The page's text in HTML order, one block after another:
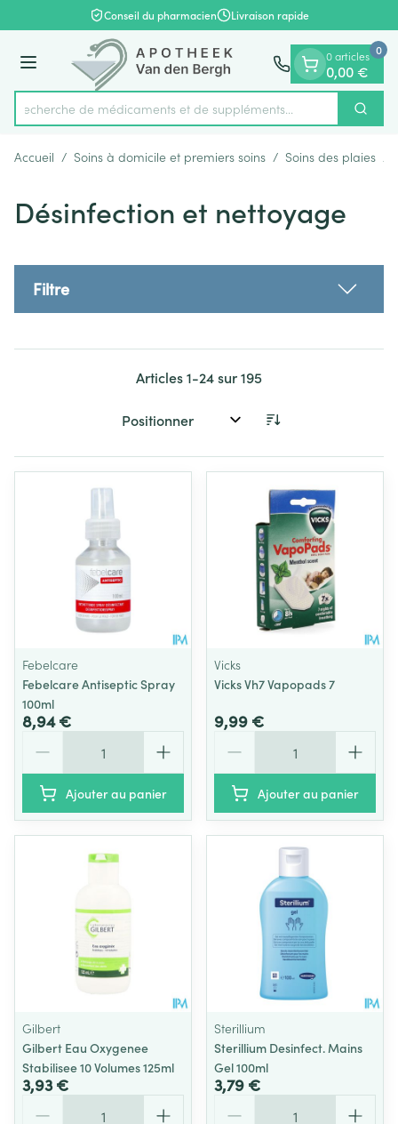
Aller au contenu
1 de 1Conseil du pharmacien Livraison rapide
Menu
Rechercher
Recherche de médicaments et de suppléments...
0 articles
0,00 €
0
Accueil / Soins à domicile et premiers soins / Soins des plaies /
Désinfection et nettoyage
Filtre
Articles1-24sur195
Trier par:
Febelcare
Febelcare Antiseptic Spray
100ml
8,94 €
Ajouter au panier
Vicks
Vicks Vh7 Vapopads 7
9,99 €
Ajouter au panier
Gilbert
Gilbert Eau Oxygenee
Stabilisee 10 Volumes 125ml
3,93 €
Sterillium
Sterillium Desinfect. Mains
Gel 100ml
3,79 €